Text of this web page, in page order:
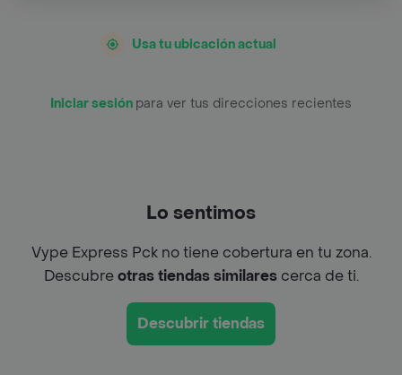
Usa tu ubicación actual
Iniciar sesión para ver tus direcciones recientes
Lo sentimos
Vype Express Pck no tiene cobertura en tu zona.
Descubreotras tiendas similarescerca de ti.
Descubrir tiendas